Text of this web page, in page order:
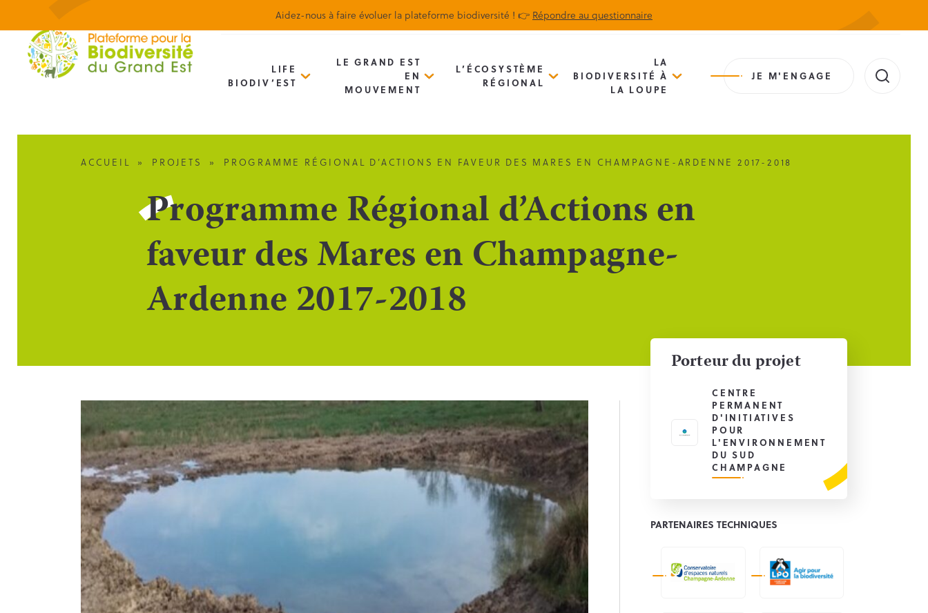
Aidez-nous à faire évoluer la plateforme biodiversité ! 👉 Répondre au questionnaire
Biodiv’Map Newsletter Actualités
LIFE
BIODIV’EST
LE GRAND EST
EN
MOUVEMENT
L’ÉCOSYSTÈME
RÉGIONAL
LA
BIODIVERSITÉ À
LA LOUPE
JE M'ENGAGE
ACCUEIL » PROJETS » PROGRAMME RÉGIONAL D’ACTIONS EN FAVEUR DES MARES EN CHAMPAGNE-ARDENNE 2017-2018
Programme Régional d’Actions en
faveur des Mares en Champagne-
Ardenne 2017-2018
Porteur du projet
CENTRE
PERMANENT
D'INITIATIVES
POUR
L'ENVIRONNEMENT
DU SUD
CHAMPAGNE
PARTENAIRES TECHNIQUES